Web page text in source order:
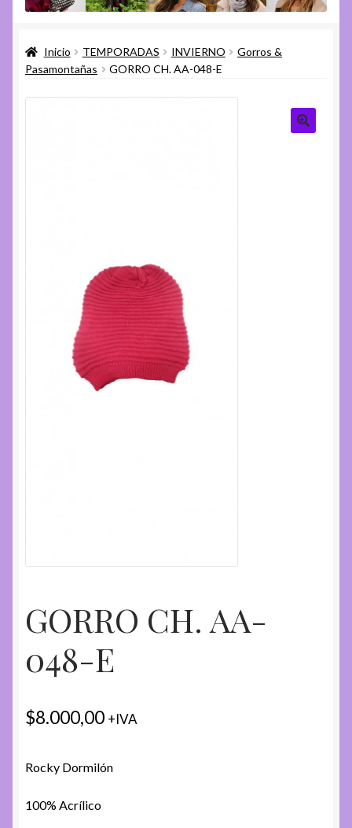
menú
Ayuda
hijo
Inicio TEMPORADAS INVIERNO
Gorros &
Pasamontañas
GORRO CH. AA-048-E
GORRO CH. AA-
048-E
$8.000,00 +IVA
Rocky Dormilón
100% Acrílico